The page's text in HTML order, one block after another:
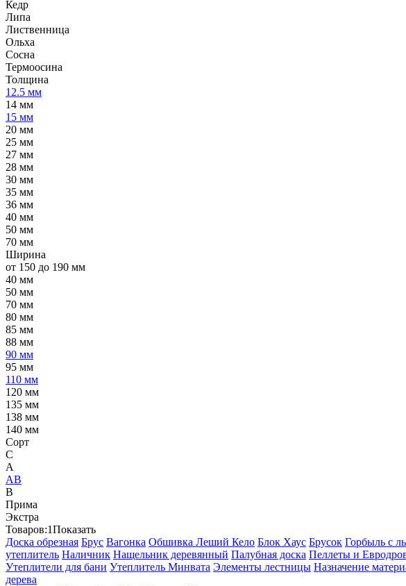
Кедр
Липа
Лиственница
Ольха
Сосна
Термоосина
Толщина
12.5 мм
14 мм
15 мм
20 мм
25 мм
27 мм
28 мм
30 мм
35 мм
36 мм
40 мм
50 мм
70 мм
Ширина
от 150 до 190 мм
40 мм
50 мм
70 мм
80 мм
85 мм
88 мм
90 мм
95 мм
110 мм
120 мм
135 мм
138 мм
140 мм
Сорт
C
А
АВ
В
Прима
Экстра
Товаров:1Показать
Доска обрезная Брус Вагонка Обшивка Леший Кело Блок Хаус Брусок Горбыль с
утеплитель Наличник Нащельник деревянный Палубная доска Пеллеты и
Утеплители для бани Утеплитель Минвата Элементы лестницы Назначение
дерева